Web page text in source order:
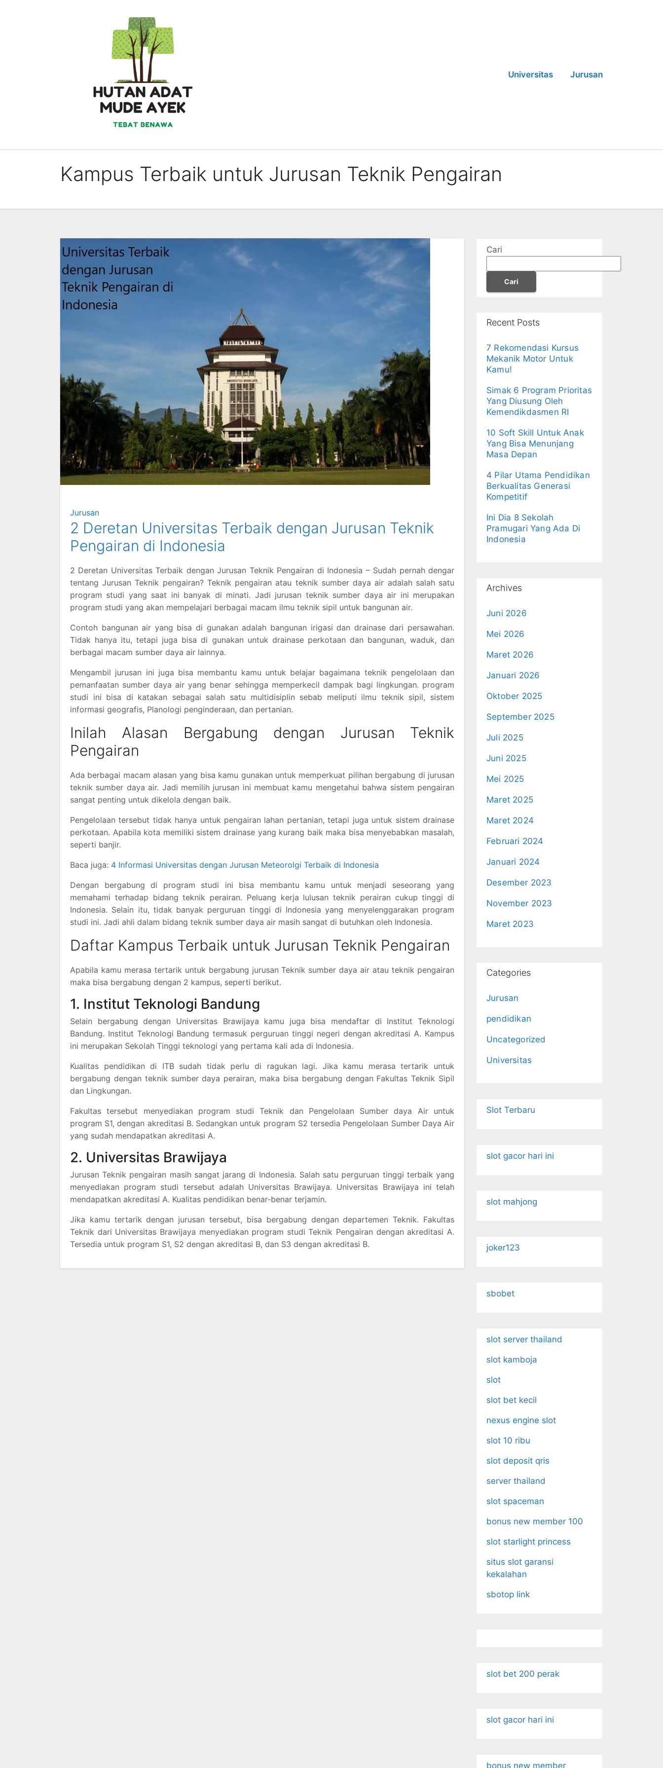
Universitas Jurusan
Kampus Terbaik untuk Jurusan Teknik Pengairan
Jurusan
2 Deretan Universitas Terbaik dengan Jurusan Teknik
Pengairan di Indonesia
2 Deretan Universitas Terbaik dengan Jurusan Teknik Pengairan di Indonesia – Sudah pernah dengar
tentang Jurusan Teknik pengairan? Teknik pengairan atau teknik sumber daya air adalah salah satu
program studi yang saat ini banyak di minati. Jadi jurusan teknik sumber daya air ini merupakan
program studi yang akan mempelajari berbagai macam ilmu teknik sipil untuk bangunan air.
Contoh bangunan air yang bisa di gunakan adalah bangunan irigasi dan drainase dari persawahan.
Tidak hanya itu, tetapi juga bisa di gunakan untuk drainase perkotaan dan bangunan, waduk, dan
berbagai macam sumber daya air lainnya.
Mengambil jurusan ini juga bisa membantu kamu untuk belajar bagaimana teknik pengelolaan dan
pemanfaatan sumber daya air yang benar sehingga memperkecil dampak bagi lingkungan. program
studi ini bisa di katakan sebagai salah satu multidisiplin sebab meliputi ilmu teknik sipil, sistem
informasi geografis, Planologi penginderaan, dan pertanian.
Inilah Alasan Bergabung dengan Jurusan Teknik
Pengairan
Ada berbagai macam alasan yang bisa kamu gunakan untuk memperkuat pilihan bergabung di jurusan
teknik sumber daya air. Jadi memilih jurusan ini membuat kamu mengetahui bahwa sistem pengairan
sangat penting untuk dikelola dengan baik.
Pengelolaan tersebut tidak hanya untuk pengairan lahan pertanian, tetapi juga untuk sistem drainase
perkotaan. Apabila kota memiliki sistem drainase yang kurang baik maka bisa menyebabkan masalah,
seperti banjir.
Baca juga: 4 Informasi Universitas dengan Jurusan Meteorolgi Terbaik di Indonesia
Dengan bergabung di program studi ini bisa membantu kamu untuk menjadi seseorang yang
memahami terhadap bidang teknik perairan. Peluang kerja lulusan teknik perairan cukup tinggi di
Indonesia. Selain itu, tidak banyak perguruan tinggi di Indonesia yang menyelenggarakan program
studi ini. Jadi ahli dalam bidang teknik sumber daya air masih sangat di butuhkan oleh Indonesia.
Daftar Kampus Terbaik untuk Jurusan Teknik Pengairan
Apabila kamu merasa tertarik untuk bergabung jurusan Teknik sumber daya air atau teknik pengairan
maka bisa bergabung dengan 2 kampus, seperti berikut.
1. Institut Teknologi Bandung
Selain bergabung dengan Universitas Brawijaya kamu juga bisa mendaftar di Institut Teknologi
Bandung. Institut Teknologi Bandung termasuk perguruan tinggi negeri dengan akreditasi A. Kampus
ini merupakan Sekolah Tinggi teknologi yang pertama kali ada di Indonesia.
Kualitas pendidikan di ITB sudah tidak perlu di ragukan lagi. Jika kamu merasa tertarik untuk
bergabung dengan teknik sumber daya perairan, maka bisa bergabung dengan Fakultas Teknik Sipil
dan Lingkungan.
Fakultas tersebut menyediakan program studi Teknik dan Pengelolaan Sumber daya Air untuk
program S1, dengan akreditasi B. Sedangkan untuk program S2 tersedia Pengelolaan Sumber Daya Air
yang sudah mendapatkan akreditasi A.
2. Universitas Brawijaya
Jurusan Teknik pengairan masih sangat jarang di Indonesia. Salah satu perguruan tinggi terbaik yang
menyediakan program studi tersebut adalah Universitas Brawijaya. Universitas Brawijaya ini telah
mendapatkan akreditasi A. Kualitas pendidikan benar-benar terjamin.
Jika kamu tertarik dengan jurusan tersebut, bisa bergabung dengan departemen Teknik. Fakultas
Teknik dari Universitas Brawijaya menyediakan program studi Teknik Pengairan dengan akreditasi A.
Tersedia untuk program S1, S2 dengan akreditasi B, dan S3 dengan akreditasi B.
Cari
Cari
Recent Posts
7 Rekomendasi Kursus
Mekanik Motor Untuk
Kamu!
Simak 6 Program Prioritas
Yang Diusung Oleh
Kemendikdasmen RI
10 Soft Skill Untuk Anak
Yang Bisa Menunjang
Masa Depan
4 Pilar Utama Pendidikan
Berkualitas Generasi
Kompetitif
Ini Dia 8 Sekolah
Pramugari Yang Ada Di
Indonesia
Archives
Juni 2026
Mei 2026
Maret 2026
Januari 2026
Oktober 2025
September 2025
Juli 2025
Juni 2025
Mei 2025
Maret 2025
Maret 2024
Februari 2024
Januari 2024
Desember 2023
November 2023
Maret 2023
Categories
Jurusan
pendidikan
Uncategorized
Universitas
Slot Terbaru
slot gacor hari ini
slot mahjong
joker123
sbobet
slot server thailand
slot kamboja
slot
slot bet kecil
nexus engine slot
slot 10 ribu
slot deposit qris
server thailand
slot spaceman
bonus new member 100
slot starlight princess
situs slot garansi
kekalahan
sbotop link
slot bet 200 perak
slot gacor hari ini
bonus new member